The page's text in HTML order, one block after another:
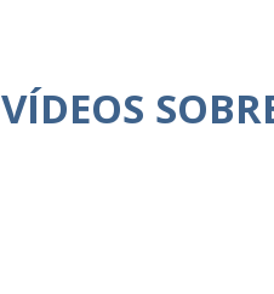
VÍDEOS